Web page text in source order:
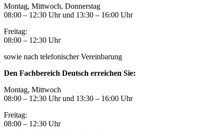
Montag, Mittwoch, Donnerstag
08:00 – 12:30 Uhr und 13:30 – 16:00 Uhr
Freitag:
08:00 – 12:30 Uhr
sowie nach telefonischer Vereinbarung
Den Fachbereich Deutsch erreichen Sie:
Montag, Mittwoch
08:00 – 12:30 Uhr und 13:30 – 16:00 Uhr
Freitag:
08:00 – 12:30 Uhr